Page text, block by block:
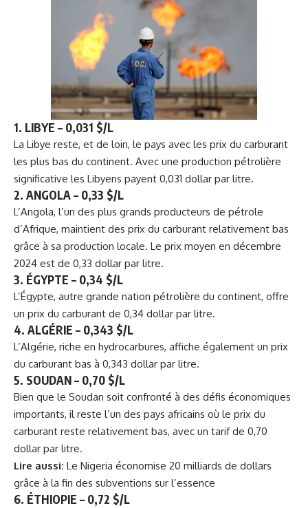
1. LIBYE – 0,031 $/L
La Libye reste, et de loin, le pays avec les prix du carburant
les plus bas du continent. Avec une production pétrolière
significative les Libyens payent 0,031 dollar par litre.
2. ANGOLA – 0,33 $/L
L’Angola, l’un des plus grands producteurs de pétrole
d’Afrique, maintient des prix du carburant relativement bas
grâce à sa production locale. Le prix moyen en décembre
2024 est de 0,33 dollar par litre.
3. ÉGYPTE – 0,34 $/L
L’Égypte, autre grande nation pétrolière du continent, offre
un prix du carburant de 0,34 dollar par litre.
4. ALGÉRIE – 0,343 $/L
L’Algérie, riche en hydrocarbures, affiche également un prix
du carburant bas à 0,343 dollar par litre.
5. SOUDAN – 0,70 $/L
Bien que le Soudan soit confronté à des défis économiques
importants, il reste l’un des pays africains où le prix du
carburant reste relativement bas, avec un tarif de 0,70
dollar par litre.
Lire aussi: Le Nigeria économise 20 milliards de dollars
grâce à la fin des subventions sur l’essence
6. ÉTHIOPIE – 0,72 $/L